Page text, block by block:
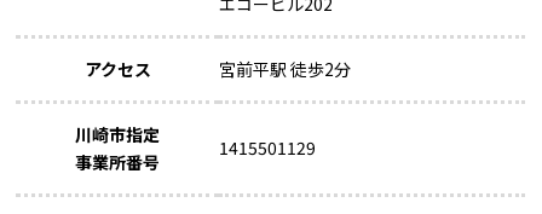
アクセス 宮前平駅 徒歩2分
川崎市指定
事業所番号
1415501129